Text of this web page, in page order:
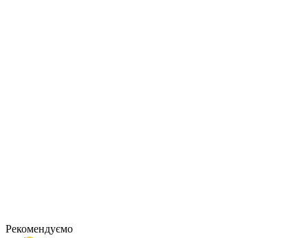
Рекомендуємо